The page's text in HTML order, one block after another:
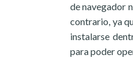
de navegador
contrario, ya
instalarse
para poder